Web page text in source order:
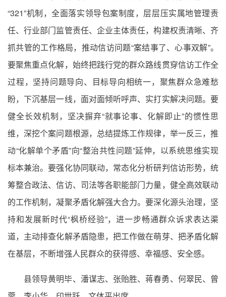
“321”机制，全面落实领导包案制度，层层压实属地管理责
任、行业部门监管责任、企业主体责任，构建权责清晰、齐
抓共管的工作格局，推动信访问题“案结事了、心事双解”。
要聚焦重点化解，始终把践行党的群众路线贯穿信访工作全
过程，坚持问题导向、目标导向相统一，聚焦群众急难愁
盼，下沉基层一线，面对面倾听呼声、实打实解决问题。要
健全长效机制，坚决摒弃“就事论事、化解即止”的惯性思
维，深挖个案问题根源，总结提炼工作规律，举一反三，推
动“化解单个矛盾”向“整治共性问题”延伸，以系统思维实现
标本兼治。要强化协同联动，常态化分析研判信访形势，统
筹整合政法、信访、司法等各职能部门力量，健全高效联动
的工作机制，凝聚矛盾化解强大合力。要深化源头治理，坚
持和发展新时代“枫桥经验”，进一步畅通群众诉求表达渠
道，主动排查化解矛盾隐患，把工作做在萌芽、把矛盾化解
在基层，不断增强人民群众的获得感、幸福感、安全感。
县领导黄明毕、潘谋志、张贻胜、蒋春勇、何翠民、曾